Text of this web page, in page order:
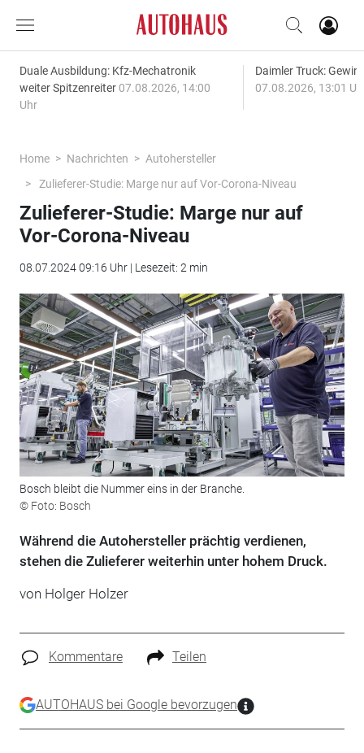
Duale Ausbildung: Kfz-Mechatronik
weiter Spitzenreiter 07.08.2026, 14:00
Uhr
Daimler Truck:
07.08.2026, 13:01
Home Nachrichten
Autohersteller
Zulieferer-Studie: Marge nur auf Vor-Corona-Niveau
Zulieferer-Studie: Marge nur auf
Vor-Corona-Niveau
08.07.2024 09:16 Uhr | Lesezeit: 2 min
Bosch bleibt die Nummer eins in der Branche.
© Foto: Bosch
Während die Autohersteller prächtig verdienen,
stehen die Zulieferer weiterhin unter hohem Druck.
von Holger Holzer
Kommentare Teilen
AUTOHAUS bei Google bevorzugen